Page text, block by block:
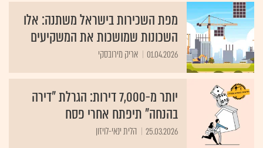
מפת השכירות בישראל משתנה: אלו
השכונות שמושכות את המשקיעים
01.04.2026 אריק מירובסקי
יותר מ-7,000 דירות: הגרלת "דירה
בהנחה" תיפתח אחרי פסח
25.03.2026 הלית ינאי-לויזון